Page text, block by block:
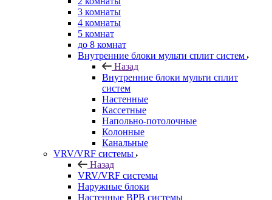
3 комнаты
4 комнаты
5 комнат
до 8 комнат
Внутренние блоки мульти сплит систем
Назад
Внутренние блоки мульти сплит
систем
Настенные
Кассетные
Напольно-потолочные
Колонные
Канальные
VRV/VRF системы
Назад
VRV/VRF системы
Наружные блоки
Настенные ВРВ системы